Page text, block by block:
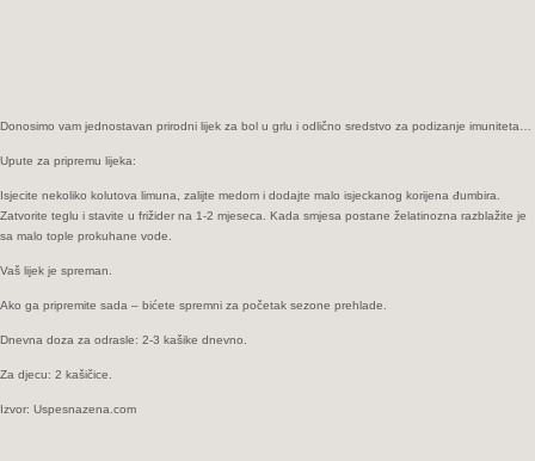
Donosimo vam jednostavan prirodni lijek za bol u grlu i odlično sredstvo za podizanje imuniteta…
Upute za pripremu lijeka:
Isjecite nekoliko kolutova limuna, zalijte medom i dodajte malo isjeckanog korijena đumbira.
Zatvorite teglu i stavite u frižider na 1-2 mjeseca. Kada smjesa postane želatinozna razblažite je
sa malo tople prokuhane vode.
Vaš lijek je spreman.
Ako ga pripremite sada – bićete spremni za početak sezone prehlade.
Dnevna doza za odrasle: 2-3 kašike dnevno.
Za djecu: 2 kašičice.
Izvor: Uspesnazena.com